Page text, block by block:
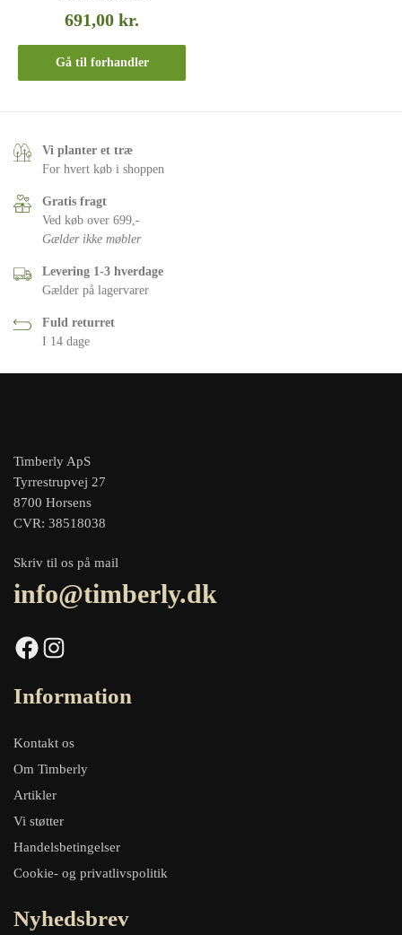
691,00kr.
Gå til forhandler
Vi planter et træ
For hvert køb i shoppen
Gratis fragt
Ved køb over 699,-
Gælder ikke møbler
Levering 1-3 hverdage
Gælder på lagervarer
Fuld returret
I 14 dage
Timberly ApS
Tyrrestrupvej 27
8700 Horsens
CVR: 38518038
Skriv til os på mail
info@timberly.dk
Facebook Instagram
Information
Kontakt os
Om Timberly
Artikler
Vi støtter
Handelsbetingelser
Cookie- og privatlivspolitik
Nyhedsbrev